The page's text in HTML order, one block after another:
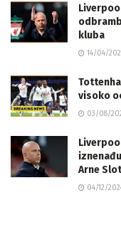
kluba
14/04/
visoko
03/08/
Arne
04/12/